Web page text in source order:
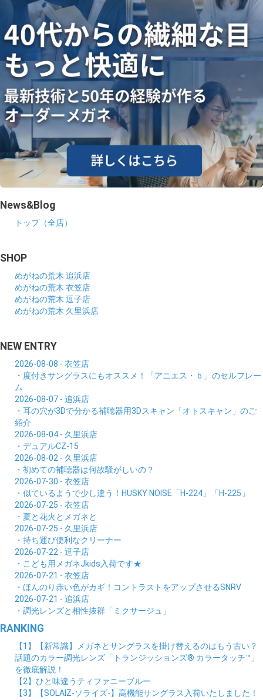
News&Blog
トップ（全店）
SHOP
めがねの荒木 追浜店
めがねの荒木 衣笠店
めがねの荒木 逗子店
めがねの荒木 久里浜店
NEW ENTRY
2026-08-08 - 衣笠店
・度付きサングラスにもオススメ！「アニエス・ｂ」のセルフレー
ム
2026-08-07 - 追浜店
・耳の穴が3Dで分かる補聴器用3Dスキャン「オトスキャン」のご
紹介
2026-08-04 - 久里浜店
・デュアルCZ-15
2026-08-02 - 久里浜店
・初めての補聴器は何故騒がしいの？
2026-07-30 - 衣笠店
・似ているようで少し違う！HUSKY NOISE「H-224」「H-225」
2026-07-25 - 衣笠店
・夏と花火とメガネと
2026-07-25 - 久里浜店
・持ち運び便利なクリーナー
2026-07-22 - 逗子店
・こども用メガネJkids入荷です★
2026-07-21 - 衣笠店
・ほんのり赤い色がカギ！コントラストをアップさせるSNRV
2026-07-21 - 追浜店
・調光レンズと相性抜群「ミクサージュ」
RANKING
【1】【新常識】メガネとサングラスを掛け替えるのはもう古い？
話題のカラー調光レンズ「トランジッションズ® カラータッチ™」
を徹底解説！
【2】ひと味違うティファニーブルー
【3】【SOLAIZ-ソライズ-】高機能サングラス入荷いたしました！